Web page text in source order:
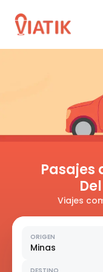
Pasajes
Viajes
ORIGEN
Minas